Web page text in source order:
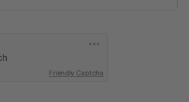
Friendly Captcha